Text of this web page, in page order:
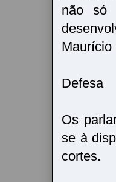
não só
Maurício
Defesa
Os
se à
cortes.